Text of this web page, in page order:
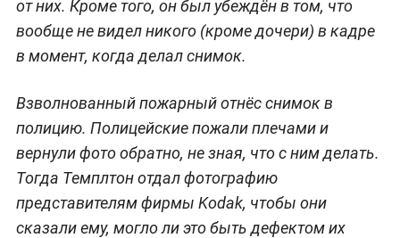
от них. Кроме того, он был убеждён в том, что
вообще не видел никого (кроме дочери) в кадре
в момент, когда делал снимок.
Взволнованный пожарный отнёс снимок в
полицию. Полицейские пожали плечами и
вернули фото обратно, не зная, что с ним делать.
Тогда Темплтон отдал фотографию
представителям фирмы Kodak, чтобы они
сказали ему, могло ли это быть дефектом их